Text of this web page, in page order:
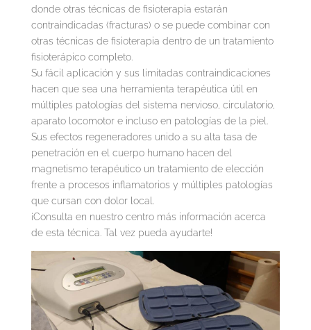
donde otras técnicas de fisioterapia estarán
contraindicadas (fracturas) o se puede combinar con
otras técnicas de fisioterapia dentro de un tratamiento
fisioterápico completo.
Su fácil aplicación y sus limitadas contraindicaciones
hacen que sea una herramienta terapéutica útil en
múltiples patologías del sistema nervioso, circulatorio,
aparato locomotor e incluso en patologías de la piel.
Sus efectos regeneradores unido a su alta tasa de
penetración en el cuerpo humano hacen del
magnetismo terapéutico un tratamiento de elección
frente a procesos inflamatorios y múltiples patologías
que cursan con dolor local.
¡Consulta en nuestro centro más información acerca
de esta técnica. Tal vez pueda ayudarte!